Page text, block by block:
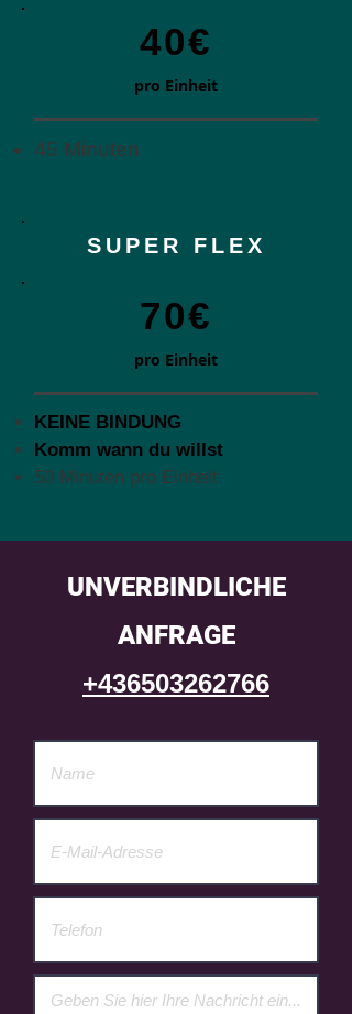
40€
pro Einheit
45 Minuten
SUPER FLEX
70€
pro Einheit
KEINE BINDUNG
Komm wann du willst
50 Minuten pro Einheit
UNVERBINDLICHE
ANFRAGE
+436503262766